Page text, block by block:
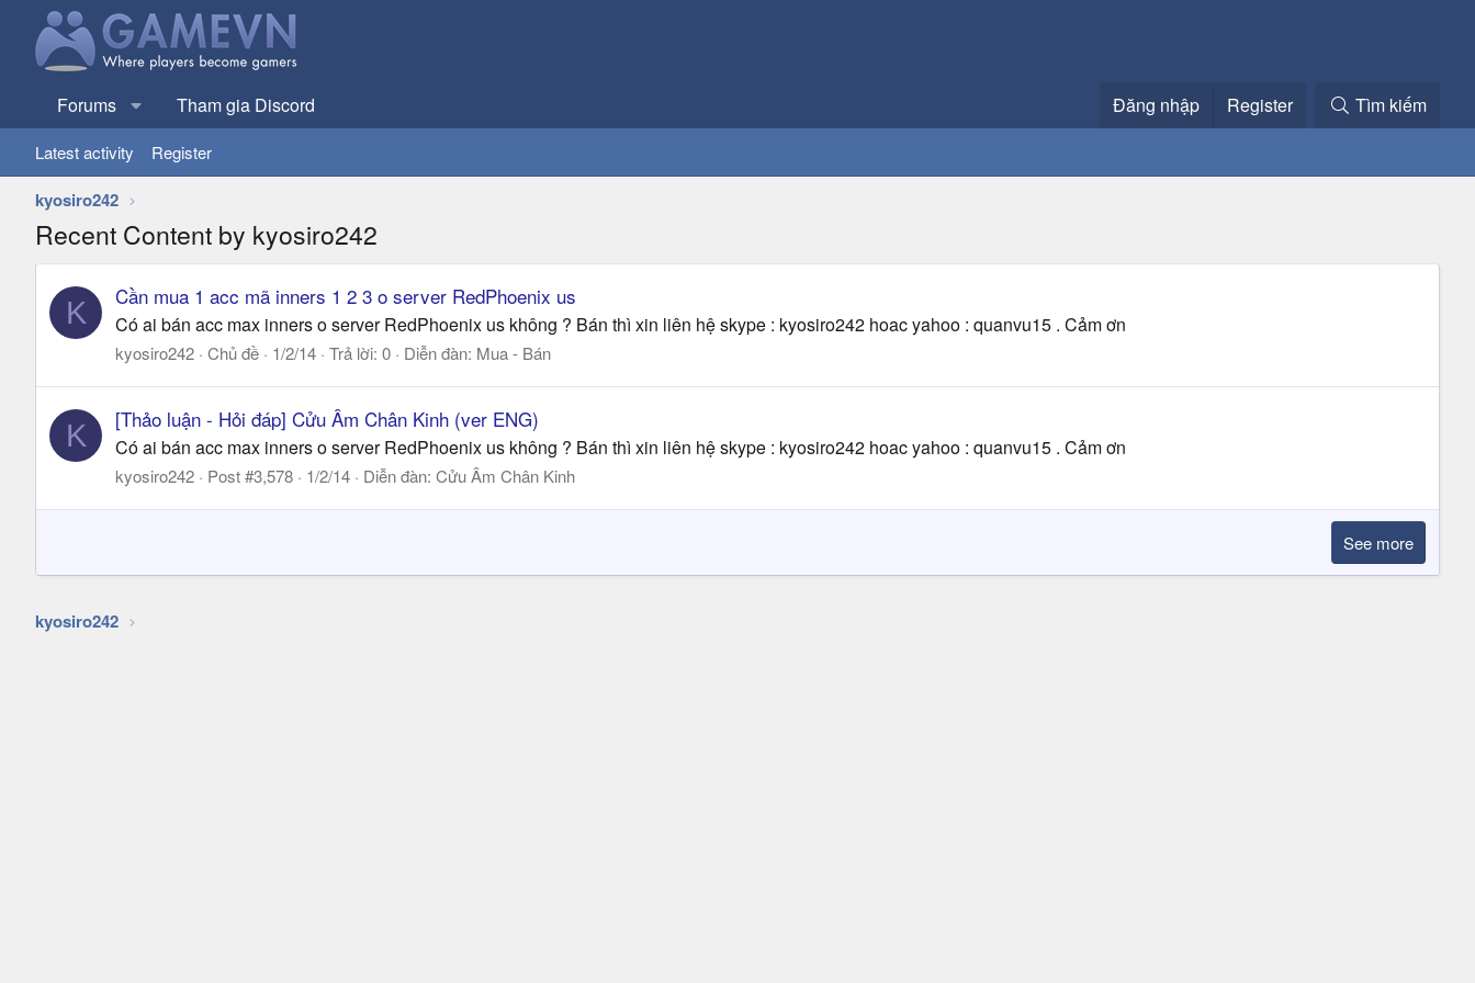
Forums Tham gia Discord Đăng nhập Register Tìm kiếm
Latest activity Register
kyosiro242
Recent Content by kyosiro242
K Cần mua 1 acc mã inners 1 2 3 o server RedPhoenix us
Có ai bán acc max inners o server RedPhoenix us không ? Bán thì xin liên hệ skype : kyosiro242 hoac yahoo : quanvu15 . Cảm ơn
kyosiro242 Chủ đề 1/2/14 Trả lời: 0 Diễn đàn: Mua - Bán
K [Thảo luận - Hỏi đáp] Cửu Âm Chân Kinh (ver ENG)
Có ai bán acc max inners o server RedPhoenix us không ? Bán thì xin liên hệ skype : kyosiro242 hoac yahoo : quanvu15 . Cảm ơn
kyosiro242 Post #3,578 1/2/14 Diễn đàn: Cửu Âm Chân Kinh
See more
kyosiro242